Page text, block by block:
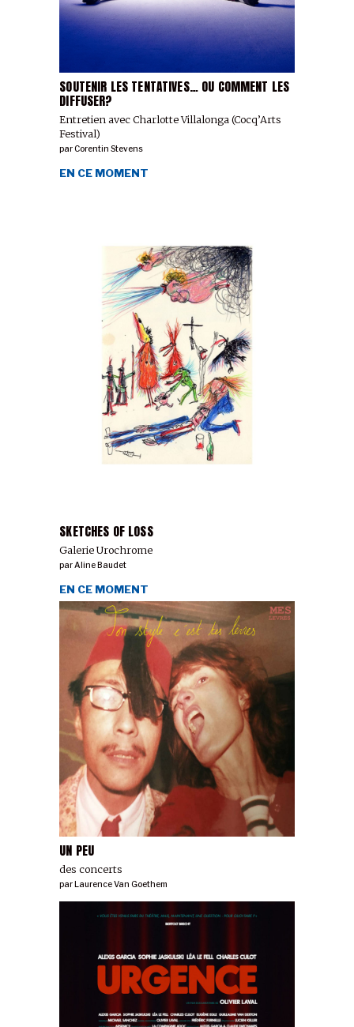
SOUTENIR LES TENTATIVES… OU COMMENT LES
DIFFUSER?
Entretien avec Charlotte Villalonga (Cocq’Arts
Festival)
parCorentin Stevens
SKETCHES OF LOSS
Galerie Urochrome
EN CE MOMENT
parAline Baudet
UN PEU
des concerts
EN CE MOMENT
parLaurence Van Goethem